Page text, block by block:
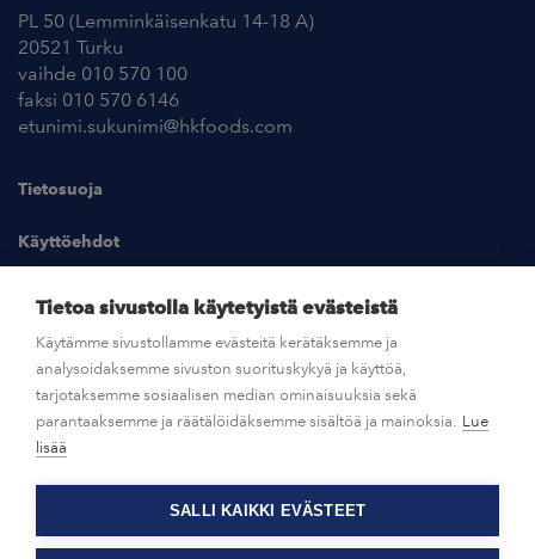
PL 50 (Lemminkäisenkatu 14-18 A)
20521 Turku
vaihde 010 570 100
faksi 010 570 6146
etunimi.sukunimi@hkfoods.com
Tietosuoja
Käyttöehdot
Kuvapankki
UUTISHUONE
OTA YHTEYTTÄ
Tietoa sivustolla käytetyistä evästeistä
Käytämme sivustollamme evästeitä kerätäksemme ja
analysoidaksemme sivuston suorituskykyä ja käyttöä,
tarjotaksemme sosiaalisen median ominaisuuksia sekä
parantaaksemme ja räätälöidäksemme sisältöä ja mainoksia. Lue
lisää
SALLI KAIKKI EVÄSTEET